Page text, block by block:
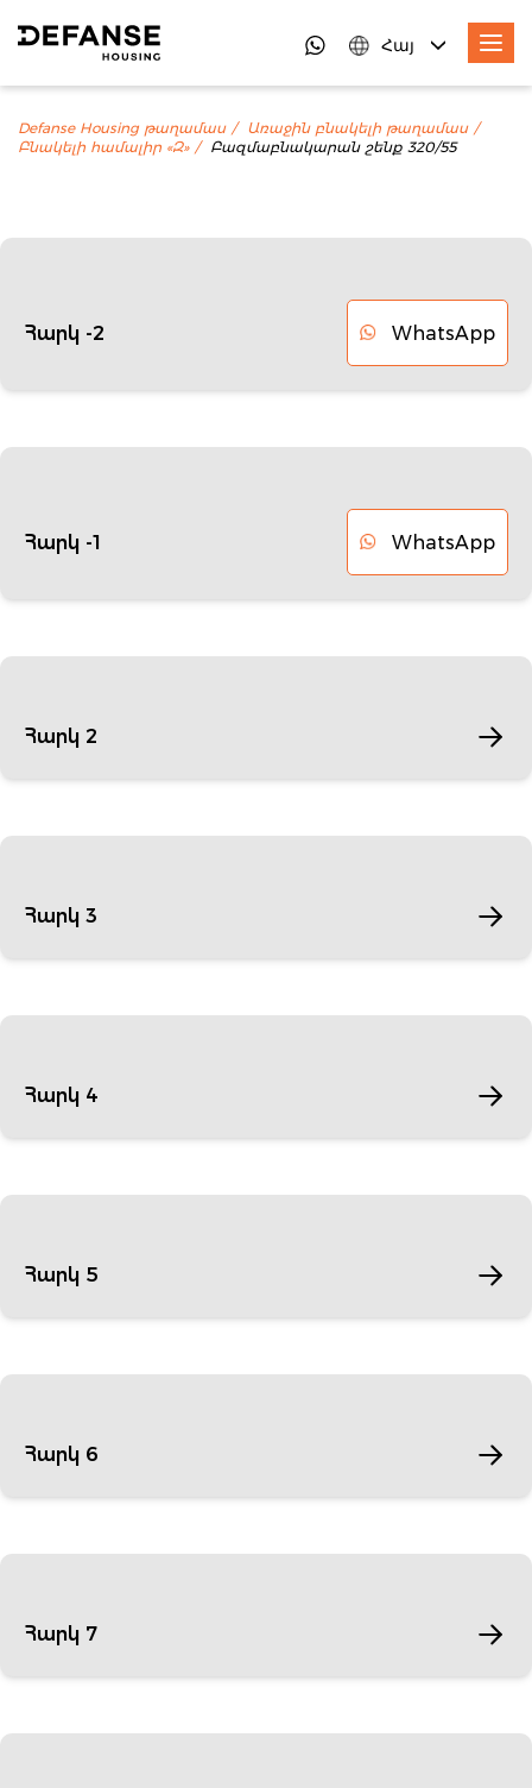
Հայ
Defanse Housing թաղամաս
Առաջին բնակելի թաղամաս
Բնակելի համալիր «Զ»
Բազմաբնակարան շենք 320/55
Հարկ -2 WhatsApp
Հարկ -1 WhatsApp
Հարկ 2
Հարկ 3
Հարկ 4
Հարկ 5
Հարկ 6
Հարկ 7